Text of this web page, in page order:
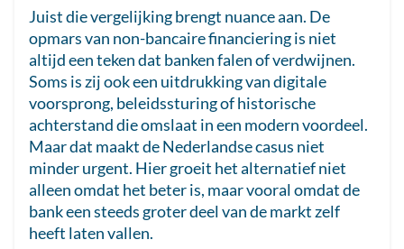
Juist die vergelijking brengt nuance aan. De
opmars van non-bancaire financiering is niet
altijd een teken dat banken falen of verdwijnen.
Soms is zij ook een uitdrukking van digitale
voorsprong, beleidssturing of historische
achterstand die omslaat in een modern voordeel.
Maar dat maakt de Nederlandse casus niet
minder urgent. Hier groeit het alternatief niet
alleen omdat het beter is, maar vooral omdat de
bank een steeds groter deel van de markt zelf
heeft laten vallen.